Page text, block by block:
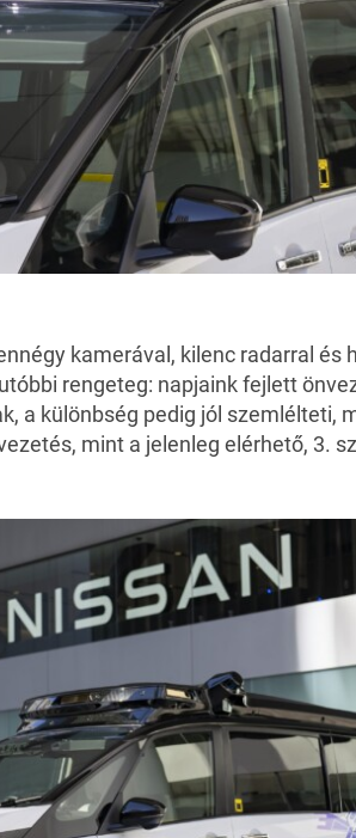
kamerával, kilenc radarral és
rengeteg: napjaink fejlett
a különbség pedig jól szemlélteti,
mint a jelenleg elérhető, 3.